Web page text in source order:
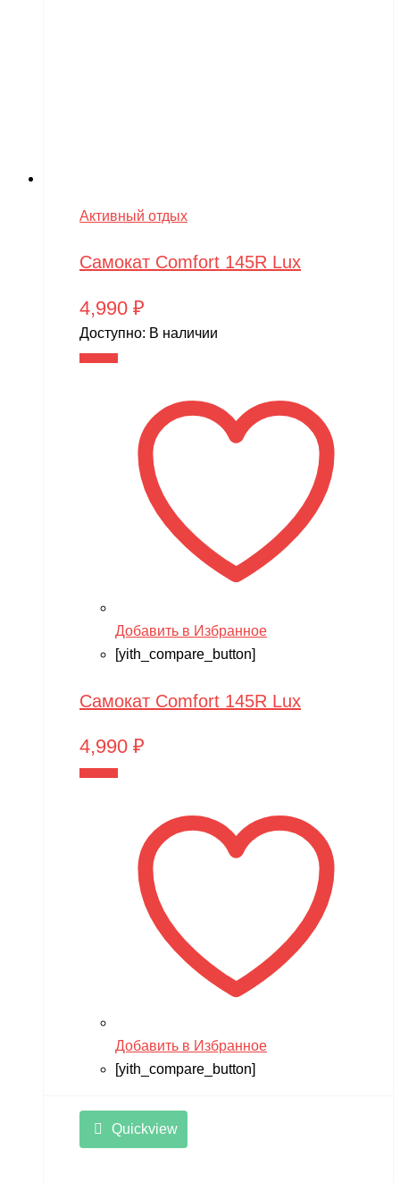
Активный отдых
Самокат Comfort 145R Lux
4,990 ₽
Доступно: В наличии
Добавить в Избранное
[yith_compare_button]
Самокат Comfort 145R Lux
4,990 ₽
Добавить в Избранное
[yith_compare_button]
Quickview